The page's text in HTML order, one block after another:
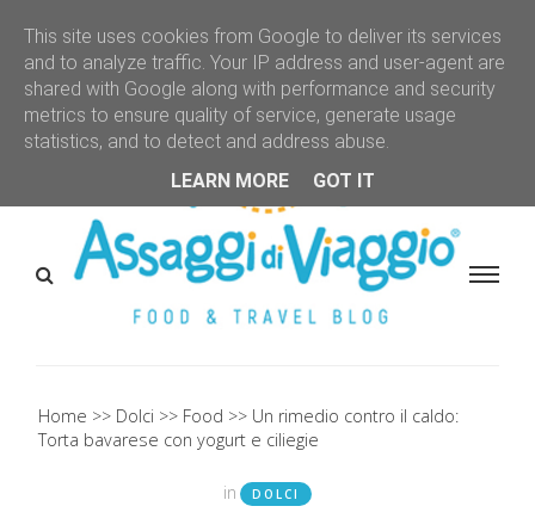
Home Dolci Food
Un rimedio contro il caldo:
Torta bavarese con yogurt e ciliegie
in DOLCI
This site uses cookies from Google to deliver its services
and to analyze traffic. Your IP address and user-agent are
shared with Google along with performance and security
metrics to ensure quality of service, generate usage
statistics, and to detect and address abuse.
LEARN MORE
GOT IT